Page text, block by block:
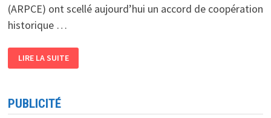
(ARPCE) ont scellé aujourd’hui un accord de coopération
historique …
&
CONCURRENCE
LA
SYNERGIE
LIRE LA SUITE
PUBLICITÉ